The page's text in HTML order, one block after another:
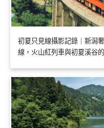
初夏只見線攝影記錄｜新潟
線，火山紅列車與初夏溪谷